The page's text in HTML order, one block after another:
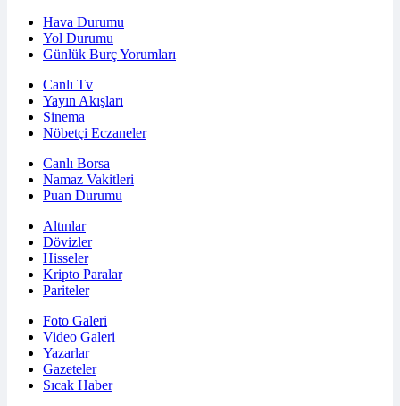
Hava Durumu
Yol Durumu
Günlük Burç Yorumları
Canlı Tv
Yayın Akışları
Sinema
Nöbetçi Eczaneler
Canlı Borsa
Namaz Vakitleri
Puan Durumu
Altınlar
Dövizler
Hisseler
Kripto Paralar
Pariteler
Foto Galeri
Video Galeri
Yazarlar
Gazeteler
Sıcak Haber